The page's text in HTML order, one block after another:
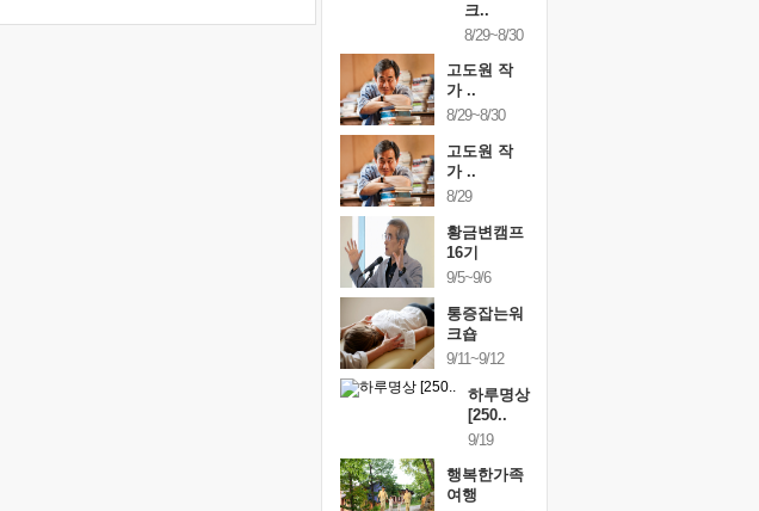
크..
8/29~8/30
고도원 작
가 ..
8/29~8/30
고도원 작
가 ..
8/29
황금변캠프
16기
9/5~9/6
통증잡는워
크숍
9/11~9/12
하루명상
[250..
9/19
행복한가족
여행